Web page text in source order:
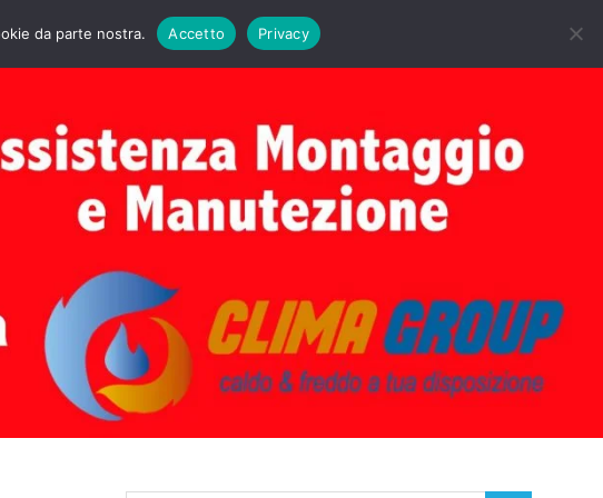
CALDAIE BIASI PRIMA ACCENSIONE CALDAIE BIASI
da parte nostra. Accetto Privacy